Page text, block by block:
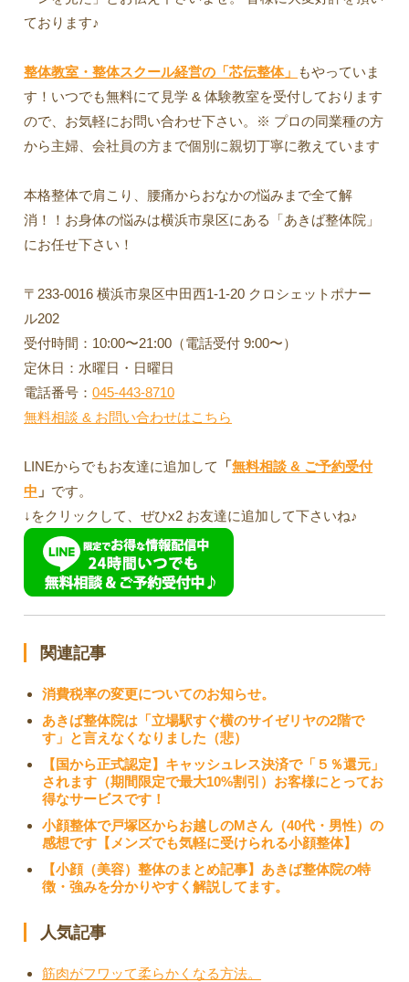
ております♪
整体教室・整体スクール経営の「芯伝整体」
もやっていま
す！いつでも無料にて見学 & 体験教室を受付しております
ので、お気軽にお問い合わせ下さい。※ プロの同業種の方
から主婦、会社員の方まで個別に親切丁寧に教えています
本格整体で肩こり、腰痛からおなかの悩みまで全て解
消！！お身体の悩みは横浜市泉区にある「あきば整体院」
にお任せ下さい！
〒233-0016 横浜市泉区中田西1-1-20 クロシェットポナー
ル202
受付時間：10:00〜21:00（電話受付 9:00〜）
定休日：水曜日・日曜日
電話番号：045-443-8710
無料相談 & お問い合わせはこちら
LINEからでもお友達に追加して 「無料相談 & ご予約受付
中 」 です。
↓をクリックして、ぜひx2 お友達に追加して下さいね♪
関連記事
消費税率の変更についてのお知らせ。
あきば整体院は「立場駅すぐ横のサイゼリヤの2階で
す」と言えなくなりました（悲）
【国から正式認定】キャッシュレス決済で「５％還元」
されます（期間限定で最大10%割引）お客様にとってお
得なサービスです！
小顔整体で戸塚区からお越しのMさん（40代・男性）の
感想です【メンズでも気軽に受けられる小顔整体】
【小顔（美容）整体のまとめ記事】あきば整体院の特
徴・強みを分かりやすく解説してます。
人気記事
筋肉がフワッて柔らかくなる方法。